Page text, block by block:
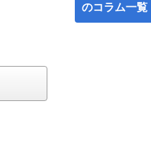
のコラム一覧